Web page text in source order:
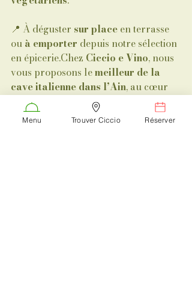
📍 À déguster sur place en terrasse
ou à emporter depuis notre sélection
en épicerie.Chez Ciccio e Vino, nous
vous proposons le meilleur de la
cave italienne dans l’Ain, au cœur
Châtillon-sur-Chalaronne
Menu Trouver Ciccio Réserver